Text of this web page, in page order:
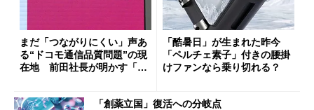
まだ「つながりにくい」声あ
る“ドコモ通信品質問題”の現
在地 前田社長が明かす「道
「酷暑日」が生まれた昨今
「ペルチェ素子」付きの腰掛
けファンなら乗り切れる？
「創薬立国」復活への分岐点